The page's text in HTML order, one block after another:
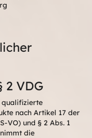
2 VDG
qualifizierte
nach Artikel 17 der
VO) und § 2 Abs. 1
die